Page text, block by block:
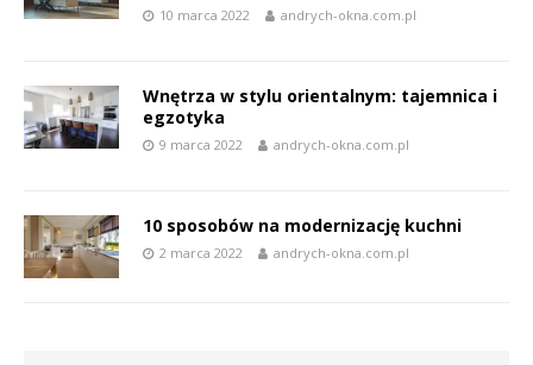
10 marca 2022 andrych-okna.com.pl
Wnętrza w stylu orientalnym: tajemnica i
egzotyka
9 marca 2022 andrych-okna.com.pl
10 sposobów na modernizację kuchni
2 marca 2022 andrych-okna.com.pl